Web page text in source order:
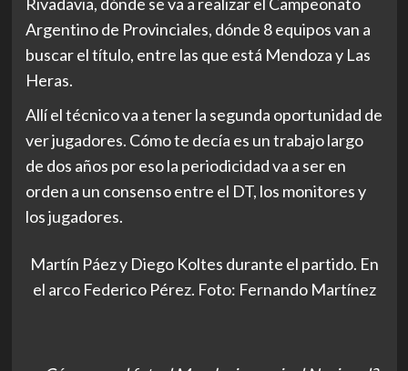
Argentino de Provinciales, dónde 8 equipos van a
buscar el título, entre las que está Mendoza y Las
Heras.
Allí el técnico va a tener la segunda oportunidad de
ver jugadores. Cómo te decía es un trabajo largo
de dos años por eso la periodicidad va a ser en
orden a un consenso entre el DT, los monitores y
los jugadores.
Martín Páez y Diego Koltes durante el partido. En
el arco Federico Pérez. Foto: Fernando Martínez